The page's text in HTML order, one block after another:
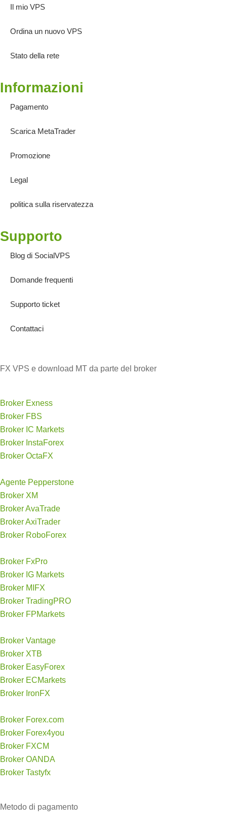
Il mio VPS
Ordina un nuovo VPS
Stato della rete
Informazioni
Pagamento
Scarica MetaTrader
Promozione
Legal
politica sulla riservatezza
Supporto
Blog di SocialVPS
Domande frequenti
Supporto ticket
Contattaci
FX VPS e download MT da parte del broker
Broker Exness
Broker FBS
Broker IC Markets
Broker InstaForex
Broker OctaFX
Agente Pepperstone
Broker XM
Broker AvaTrade
Broker AxiTrader
Broker RoboForex
Broker FxPro
Broker IG Markets
Broker MIFX
Broker TradingPRO
Broker FPMarkets
Broker Vantage
Broker XTB
Broker EasyForex
Broker ECMarkets
Broker IronFX
Broker Forex.com
Broker Forex4you
Broker FXCM
Broker OANDA
Broker Tastyfx
Metodo di pagamento